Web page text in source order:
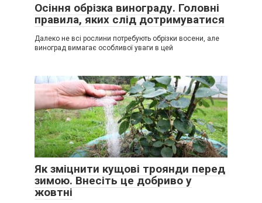
Осіння обрізка винограду. Головні
правила, яких слід дотримуватися
Далеко не всі рослини потребують обрізки восени, але
виноград вимагає особливої уваги в цей
Як зміцнити кущові троянди перед
зимою. Внесіть це добриво у
жовтні